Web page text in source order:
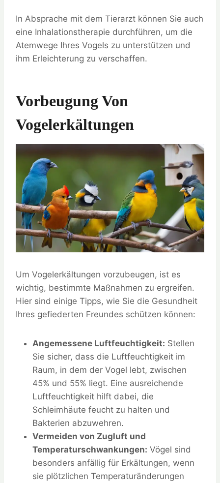
In Absprache mit dem Tierarzt können Sie auch
eine Inhalationstherapie durchführen, um die
Atemwege Ihres Vogels zu unterstützen und
ihm Erleichterung zu verschaffen.
Vorbeugung Von
Vogelerkältungen
Um Vogelerkältungen vorzubeugen, ist es
wichtig, bestimmte Maßnahmen zu ergreifen.
Hier sind einige Tipps, wie Sie die Gesundheit
Ihres gefiederten Freundes schützen können:
Angemessene Luftfeuchtigkeit: Stellen
Sie sicher, dass die Luftfeuchtigkeit im
Raum, in dem der Vogel lebt, zwischen
45% und 55% liegt. Eine ausreichende
Luftfeuchtigkeit hilft dabei, die
Schleimhäute feucht zu halten und
Bakterien abzuwehren.
Vermeiden von Zugluft und
Temperaturschwankungen: Vögel sind
besonders anfällig für Erkältungen, wenn
sie plötzlichen Temperaturänderungen